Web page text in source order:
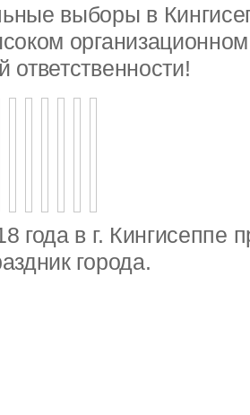
выборы в
ответственности!
года в г. Кингисеппе
города.